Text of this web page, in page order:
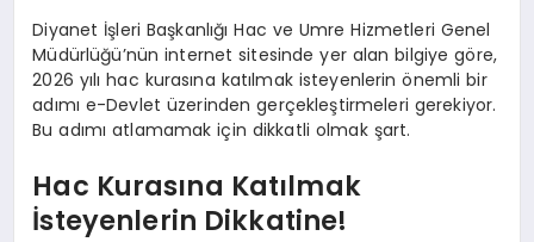
Diyanet İşleri Başkanlığı Hac ve Umre Hizmetleri Genel
Müdürlüğü’nün internet sitesinde yer alan bilgiye göre,
2026 yılı hac kurasına katılmak isteyenlerin önemli bir
adımı e-Devlet üzerinden gerçekleştirmeleri gerekiyor.
Bu adımı atlamamak için dikkatli olmak şart.
Hac Kurasına Katılmak
İsteyenlerin Dikkatine!